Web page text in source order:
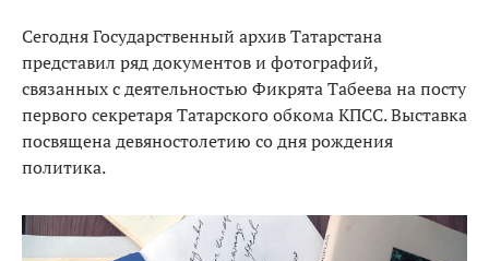
Сегодня Государственный архив Татарстана
представил ряд документов и фотографий,
связанных с деятельностью Фикрята Табеева на посту
первого секретаря Татарского обкома КПСС. Выставка
посвящена девяностолетию со дня рождения
политика.